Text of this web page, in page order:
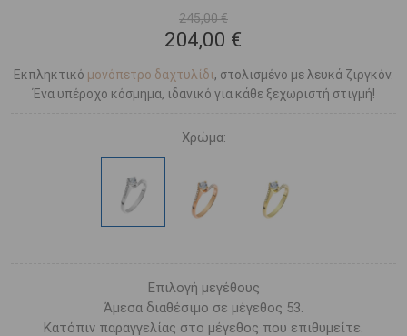
245,00 €
204,00 €
Εκπληκτικό μονόπετρο δαχτυλίδι, στολισμένο με λευκά ζιργκόν.
Ένα υπέροχο κόσμημα, ιδανικό για κάθε ξεχωριστή στιγμή!
Χρώμα:
Επιλογή μεγέθους
Άμεσα διαθέσιμο σε μέγεθος 53.
Κατόπιν παραγγελίας στο μέγεθος που επιθυμείτε.